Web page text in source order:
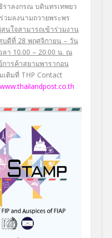
ราลงกรณ บดินทรเทพยว
วมลงนามถวายพระพร
สนใจสามารถเข้าร่วมงาน
บดีที่ 28 พฤศจิกายน – วัน
า 10.00 – 20.00 น. ณ
ารค้าสยามพารากอน
ติมที่ THP Contact
www.thailandpost.co.th